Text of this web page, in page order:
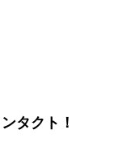
タクト！